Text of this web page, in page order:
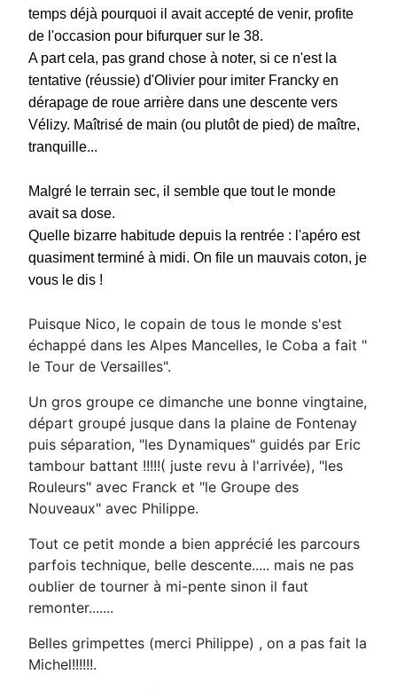
temps déjà pourquoi il avait accepté de venir, profite
de l'occasion pour bifurquer sur le 38.
A part cela, pas grand chose à noter, si ce n'est la
tentative (réussie) d'Olivier pour imiter Francky en
dérapage de roue arrière dans une descente vers
Vélizy. Maîtrisé de main (ou plutôt de pied) de maître,
tranquille...
Malgré le terrain sec, il semble que tout le monde
avait sa dose.
Quelle bizarre habitude depuis la rentrée : l'apéro est
quasiment terminé à midi. On file un mauvais coton, je
vous le dis !
Puisque Nico, le copain de tous le monde s'est
échappé dans les Alpes Mancelles, le Coba a fait "
le Tour de Versailles".
Un gros groupe ce dimanche une bonne vingtaine,
départ groupé jusque dans la plaine de Fontenay
puis séparation, "les Dynamiques" guidés par Eric
tambour battant !!!!!( juste revu à l'arrivée), "les
Rouleurs" avec Franck et "le Groupe des
Nouveaux" avec Philippe.
Tout ce petit monde a bien apprécié les parcours
parfois technique, belle descente..... mais ne pas
oublier de tourner à mi-pente sinon il faut
remonter.......
Belles grimpettes (merci Philippe) , on a pas fait la
Michel!!!!!!.